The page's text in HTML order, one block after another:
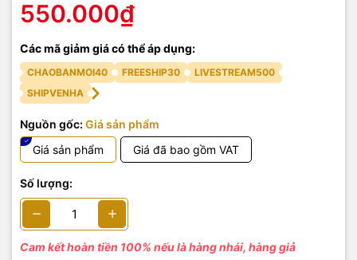
550.000₫
Các mã giảm giá có thể áp dụng:
CHAOBANMOI40 FREESHIP30
LIVESTREAM500
SHIPVENHA
Nguồn gốc: Giá sản phẩm
Giá sản phẩm
Giá đã bao gồm VAT
Số lượng:
Cam kết hoàn tiền 100% nếu là hàng nhái, hàng giả